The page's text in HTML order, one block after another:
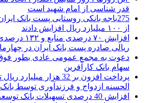
قدر شناسی از امام شهید است
275باجه بانکی روستایی پست بانک
از ۱۰۰ میلیارد ریال افزایش دادند
افزایش ۷۰
ریالی صادره پست بانک ایران در
دعوت به مجمع عمومی عادی بطور فوق
سهام بانک کارآفرین
پرداخت افزون بر 32 هزار
الحسنه ازدواج و فرزندآوری توسط
افزایش 40 درصدی تسهیلات بانک